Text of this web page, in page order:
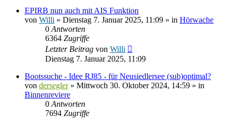
EPIRB nun auch mit AIS Funktion
von Willi » Dienstag 7. Januar 2025, 11:09 » in Hörwache
0 Antworten
6364 Zugriffe
Letzter Beitrag von Willi
Dienstag 7. Januar 2025, 11:09
Bootssuche - Idee RJ85 - für Neusiedlersee (sub)optimal?
von dersegler» Mittwoch 30. Oktober 2024, 14:59 » in
Binnenreviere
0 Antworten
7694 Zugriffe